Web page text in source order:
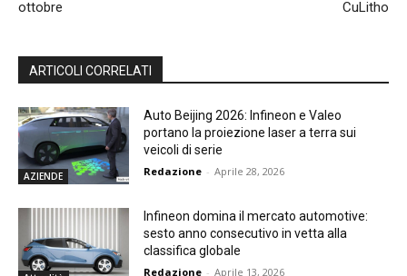
ottobre
CuLitho
ARTICOLI CORRELATI
AZIENDE
Auto Beijing 2026: Infineon e Valeo
portano la proiezione laser a terra sui
veicoli di serie
Redazione - Aprile 28, 2026
Infineon domina il mercato automotive:
sesto anno consecutivo in vetta alla
classifica globale
Redazione - Aprile 13, 2026